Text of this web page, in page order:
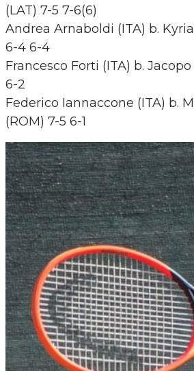
(LAT) 7-5 7-6(6)
Andrea Arnaboldi (ITA) b.
6-4 6-4
Francesco Forti (ITA) b.
6-2
Federico Iannaccone (ITA) b.
(ROM) 7-5 6-1